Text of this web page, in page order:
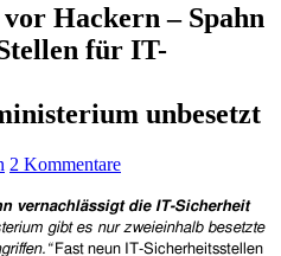
Hackern – Spahn
für IT-
unbesetzt
2 Kommentare
vernachlässigt die IT-Sicherheit
gibt es nur zweieinhalb besetzte
Fast neun IT-Sicherheitsstellen